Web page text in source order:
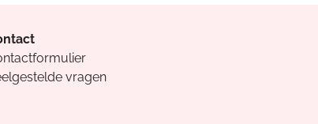
vragen